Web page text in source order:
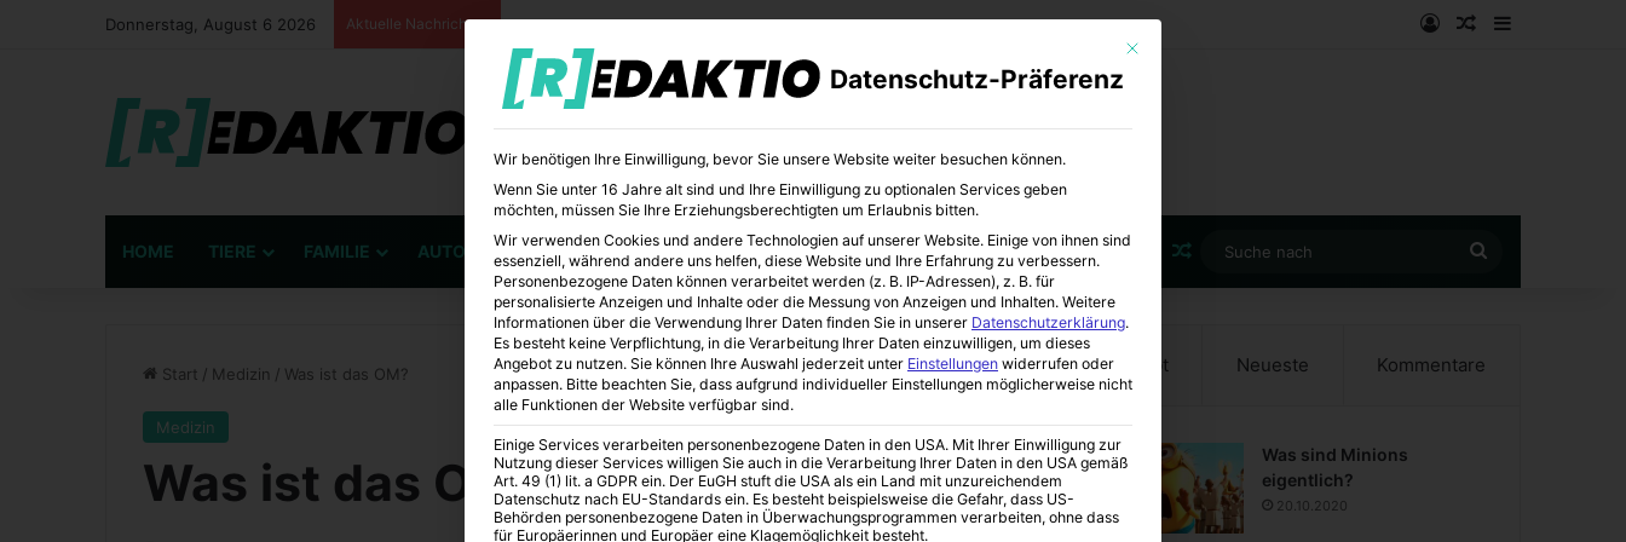
Donnerstag, August 6 2026 Aktuelle Nachrichten AnmeldenZufälliger
HOME TIERE FAMILIE AUTO BÜCHER BILDUNG KUNST Zufälliger Artikel
nach
Start / Medizin / Was ist das OM?
Medizin
Was ist das OM?
Beliebt Neueste Kommentare
Was sind Minions
eigentlich?
20.10.2020
Mit diesem Button wird der Dialog geschlossen. Seine Funktionalität ist
Datenschutz-Präferenz
Wir benötigen Ihre Einwilligung, bevor Sie unsere Website weiter besuchen können.
Wenn Sie unter 16 Jahre alt sind und Ihre Einwilligung zu optionalen Services geben
möchten, müssen Sie Ihre Erziehungsberechtigten um Erlaubnis bitten.
Wir verwenden Cookies und andere Technologien auf unserer Website. Einige von ihnen sind
essenziell, während andere uns helfen, diese Website und Ihre Erfahrung zu verbessern.
Personenbezogene Daten können verarbeitet werden (z. B. IP-Adressen), z. B. für
personalisierte Anzeigen und Inhalte oder die Messung von Anzeigen und Inhalten. Weitere
Informationen über die Verwendung Ihrer Daten finden Sie in unserer Datenschutzerklärung.
Es besteht keine Verpflichtung, in die Verarbeitung Ihrer Daten einzuwilligen, um dieses
Angebot zu nutzen. Sie können Ihre Auswahl jederzeit unter Einstellungen widerrufen oder
anpassen. Bitte beachten Sie, dass aufgrund individueller Einstellungen möglicherweise nicht
alle Funktionen der Website verfügbar sind.
Einige Services verarbeiten personenbezogene Daten in den USA. Mit Ihrer Einwilligung zur
Nutzung dieser Services willigen Sie auch in die Verarbeitung Ihrer Daten in den USA gemäß
Art. 49 (1) lit. a GDPR ein. Der EuGH stuft die USA als ein Land mit unzureichendem
Datenschutz nach EU-Standards ein. Es besteht beispielsweise die Gefahr, dass US-
Behörden personenbezogene Daten in Überwachungsprogrammen verarbeiten, ohne dass
für Europäerinnen und Europäer eine Klagemöglichkeit besteht.